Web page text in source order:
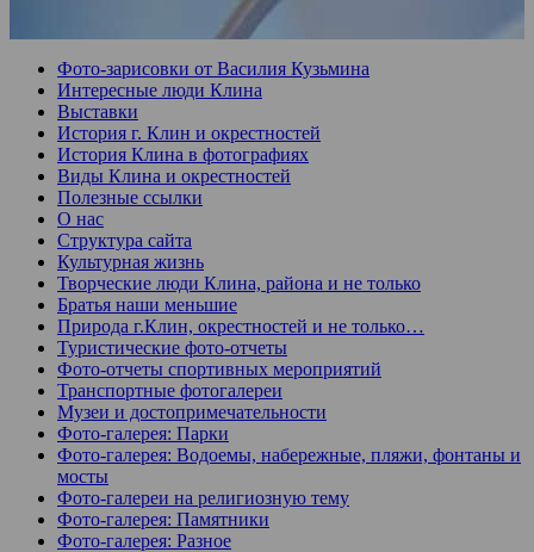
Фото-зарисовки от Василия Кузьмина
Интересные люди Клина
Выставки
История г. Клин и окрестностей
История Клина в фотографиях
Виды Клина и окрестностей
Полезные ссылки
О нас
Структура сайта
Культурная жизнь
Творческие люди Клина, района и не только
Братья наши меньшие
Природа г.Клин, окрестностей и не только…
Туристические фото-отчеты
Фото-отчеты спортивных мероприятий
Транспортные фотогалереи
Музеи и достопримечательности
Фото-галерея: Парки
Фото-галерея: Водоемы, набережные, пляжи, фонтаны и
мосты
Фото-галереи на религиозную тему
Фото-галерея: Памятники
Фото-галерея: Разное